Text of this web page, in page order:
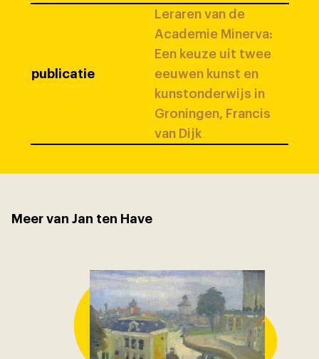
publicatie
Leraren van de
Academie Minerva:
Een keuze uit twee
eeuwen kunst en
kunstonderwijs in
Groningen, Francis
van Dijk
Meer van Jan ten Have